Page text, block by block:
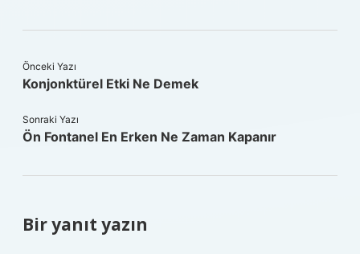
Önceki Yazı
Konjonktürel Etki Ne Demek
Sonraki Yazı
Ön Fontanel En Erken Ne Zaman Kapanır
Bir yanıt yazın